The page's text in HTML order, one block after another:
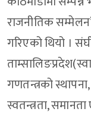
राजनीतिक
गरिएको थियो ।
गणतन्त्रको
स्वतन्त्रता,